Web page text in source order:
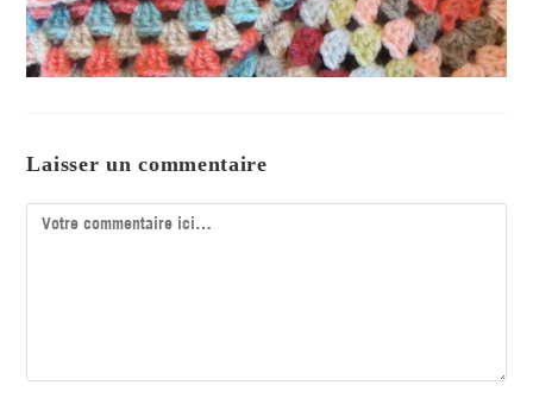
Laisser un commentaire